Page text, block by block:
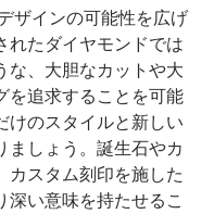
ザインの可能性を広げ
れたダイヤモンドでは
な、大胆なカットや大
を追求することを可能
けのスタイルと新しい
ましょう。誕生石やカ
カスタム刻印を施した
深い意味を持たせるこ